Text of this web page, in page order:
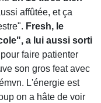
affûtée, et ça
Fresh, le
a lui aussi sorti
pour faire patienter
son gros feat avec
L'énergie est
on a hâte de voir